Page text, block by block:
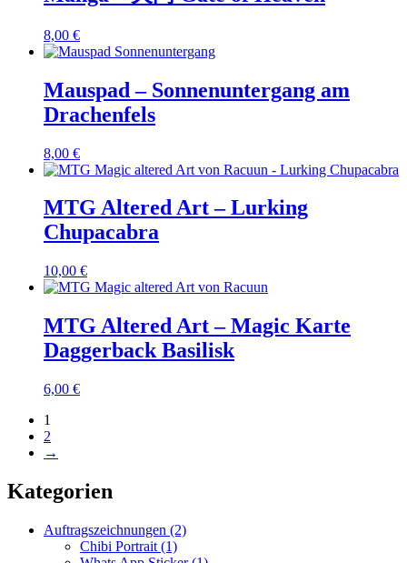
8,00 €
Mauspad – Sonnenuntergang am
Drachenfels
8,00 €
MTG Altered Art – Lurking
Chupacabra
10,00 €
MTG Altered Art – Magic Karte
Daggerback Basilisk
6,00 €
1
2
→
Kategorien
Auftragszeichnungen (2)
Chibi Portrait (1)